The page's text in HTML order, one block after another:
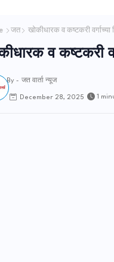
जत खोकीधारक व कष्टकरी
व कष्टकरी
By - जत वार्ता न्यूज
December 28, 2025 1